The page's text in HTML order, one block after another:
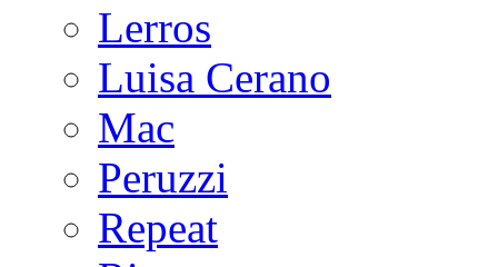
Lerros
Luisa Cerano
Mac
Peruzzi
Repeat